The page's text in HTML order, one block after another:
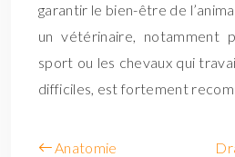
garantir le bien-être de
un vétérinaire, notamment
sport ou les chevaux qui
difficiles, est fortement
Anatomie